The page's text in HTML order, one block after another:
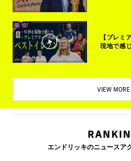
【プレミ
現地で感
VIEW MORE
エンドリッキのニュースア